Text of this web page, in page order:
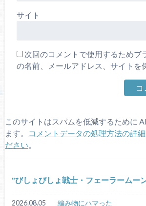
サイト
次回のコメントで使用するためブ
の名前、メールアドレス、サイトを
このサイトはスパムを低減するために
ます。
コメントデータの処理方法の詳
ださい
びしょびしょ戦士・フェーラームー
2026.08.05 編み物にハマった